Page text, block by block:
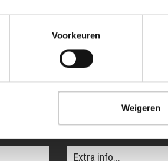
Voorkeuren
Weigeren
Kenmerken